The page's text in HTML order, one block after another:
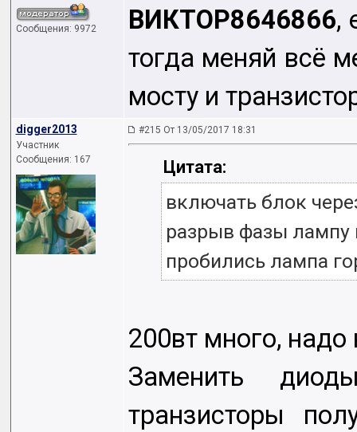
Сообщения: 9972 ВИКТОР8646866,
тогда меняй всё
мосту и
digger2013
Участник
Сообщения: 167
#215 От 13/05/2017 18:31
Цитата:
включать блок
разрыв фазы
пробились лампа
200вт много,
Заменить
транзисторы